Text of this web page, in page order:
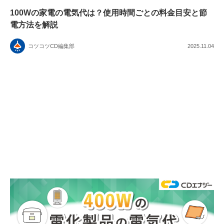
100Wの家電の電気代は？使用時間ごとの料金目安と節
電方法を解説
コツコツCD編集部 2025.11.04